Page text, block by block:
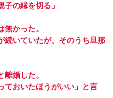
の縁を切る」
かった。
続いていたが、そのうち旦那
婚した。
ておいたほうがいい」と言